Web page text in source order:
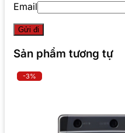
Email
Sản phẩm tương tự
-3%